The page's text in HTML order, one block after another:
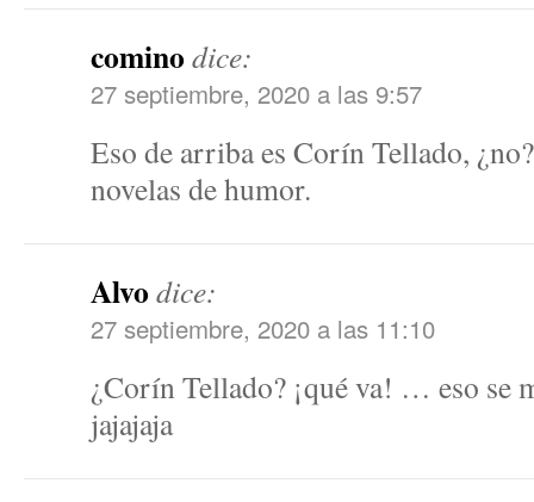
cominodice:
27 septiembre, 2020 a las 9:57
Eso de arriba es Corín Tellado,
novelas de humor.
Alvodice:
27 septiembre, 2020 a las 11:10
¿Corín Tellado? ¡qué va! … eso
jajajaja